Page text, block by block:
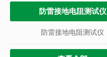
防雷接地电阻测试仪
防雷接地电阻测试仪